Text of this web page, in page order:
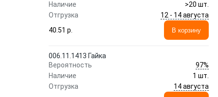
Наличие
>20 шт.
Отгрузка
12 - 14 августа
40.51 p.
В корзину
006.11.1413 Гайка
Вероятность
97%
Наличие
1 шт.
Отгрузка
14 августа